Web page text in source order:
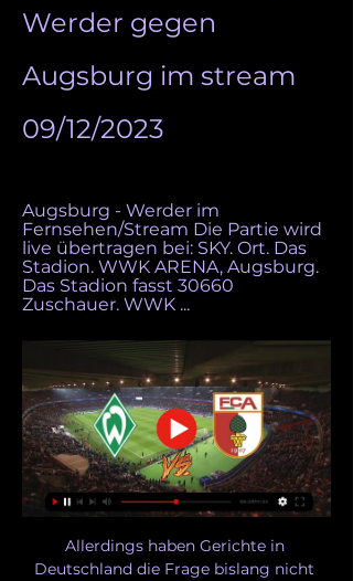
Werder gegen
Augsburg im stream
09/12/2023
Augsburg - Werder im
Fernsehen/Stream Die Partie wird
live übertragen bei: SKY. Ort. Das
Stadion. WWK ARENA, Augsburg.
Das Stadion fasst 30660
Zuschauer. WWK ...
Allerdings haben Gerichte in
Deutschland die Frage bislang nicht